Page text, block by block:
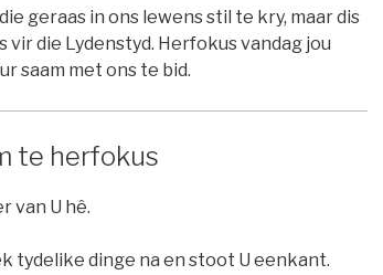
geraas in ons lewens stil te kry, maar dis
vir die Lydenstyd. Herfokus vandag jou
saam met ons te bid.
te herfokus
van U hê.
tydelike dinge na en stoot U eenkant.